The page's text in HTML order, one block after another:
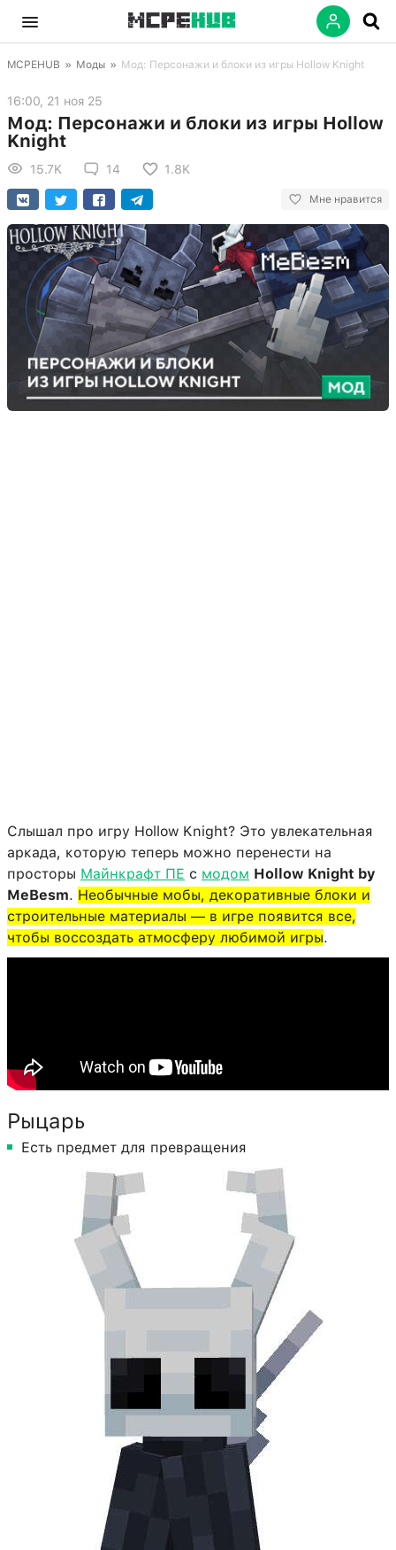
MCPEHUB » Моды » Мод: Персонажи и блоки из игры Hollow Knight
16:00, 21 ноя 25
Мод: Персонажи и блоки из игры Hollow
Knight
15.7K 14 1.8K
Мне нравится
Слышал про игру Hollow Knight? Это увлекательная
аркада, которую теперь можно перенести на
просторы Майнкрафт ПЕ с модом Hollow Knight by
MeBesm. Необычные мобы, декоративные блоки и
строительные материалы — в игре появится все,
чтобы воссоздать атмосферу любимой игры.
Рыцарь
Есть предмет для превращения